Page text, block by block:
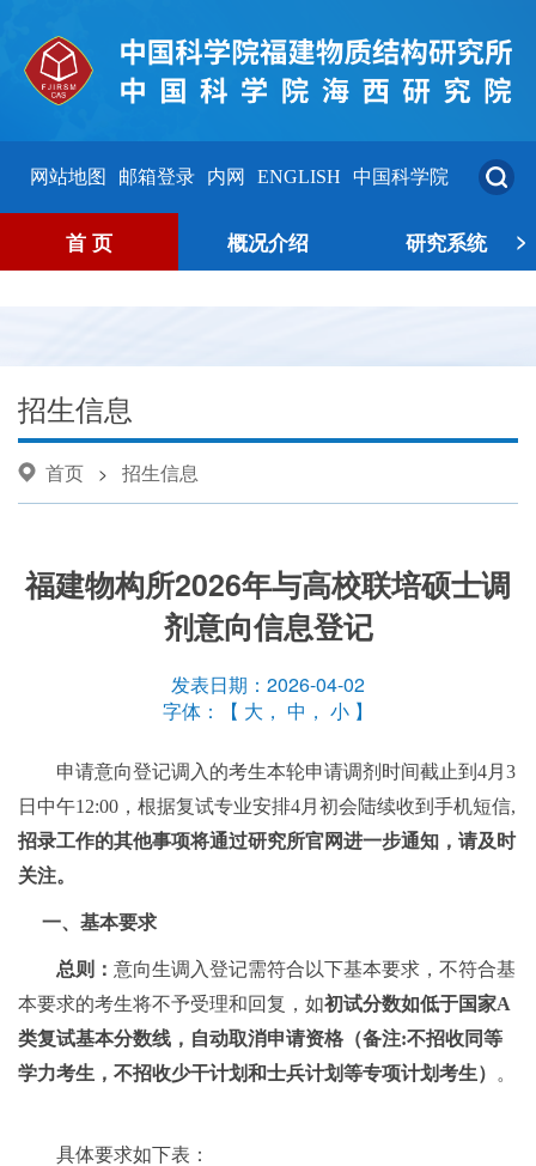
网站地图 邮箱登录 内网 ENGLISH 中国科学院
首 页 概况介绍 研究系统 >
招生信息
首页 > 招生信息
福建物构所2026年与高校联培硕士调
剂意向信息登记
发表日期：2026-04-02
字体：【 大 ， 中 ， 小 】
申请意向登记调入的考生本轮申请调剂时间截止到4月3
日中午12:00，根据复试专业安排4月初会陆续收到 手机短信,
招录工作的其他事项将通过研究所官网进一步通知 ， 请及时
关注。
一、基本要求
总则： 意向生调入登记需符合以下基本要求，不符合基
本要求的考生将不予受理和回复，如初试分数如低于国家A
类复试基本分数线，自动取消申请资格 （备注:不招收同等
学力考生，不招收少干计划和士兵计划等专项计划考生） 。
具体要求如下表：